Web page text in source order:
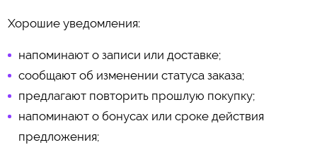
Хорошие уведомления:
напоминают о записи или доставке;
сообщают об изменении статуса заказа;
предлагают повторить прошлую покупку;
напоминают о бонусах или сроке действия
предложения;